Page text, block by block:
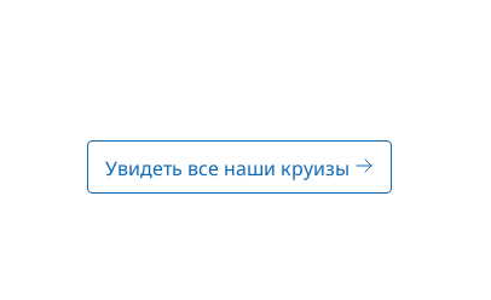
Увидеть все наши круизы